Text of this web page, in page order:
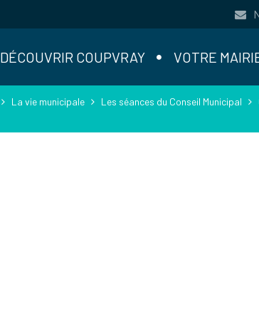
DÉCOUVRIR COUPVRAY VOTRE
La vie municipale Les séances du Conseil Municipal